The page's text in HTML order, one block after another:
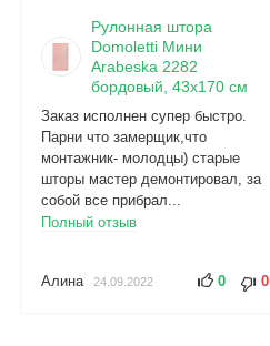
Рулонная штора
Domoletti Мини
Arabeska 2282
бордовый, 43x170 см
Заказ исполнен супер быстро.
Парни что замерщик,что
монтажник- молодцы) старые
шторы мастер демонтировал, за
собой все прибрал...
Полный отзыв
Алина 24.09.2022 0 0